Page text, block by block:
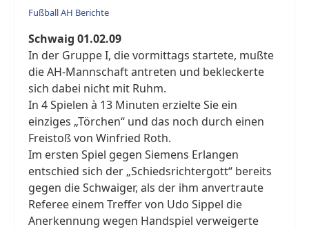
Fußball AH Berichte
Schwaig 01.02.09
In der Gruppe I, die vormittags startete, mußte
die AH-Mannschaft antreten und bekleckerte
sich dabei nicht mit Ruhm.
In 4 Spielen à 13 Minuten erzielte Sie ein
einziges „Törchen“ und das noch durch einen
Freistoß von Winfried Roth.
Im ersten Spiel gegen Siemens Erlangen
entschied sich der „Schiedsrichtergott“ bereits
gegen die Schwaiger, als der ihm anvertraute
Referee einem Treffer von Udo Sippel die
Anerkennung wegen Handspiel verweigerte